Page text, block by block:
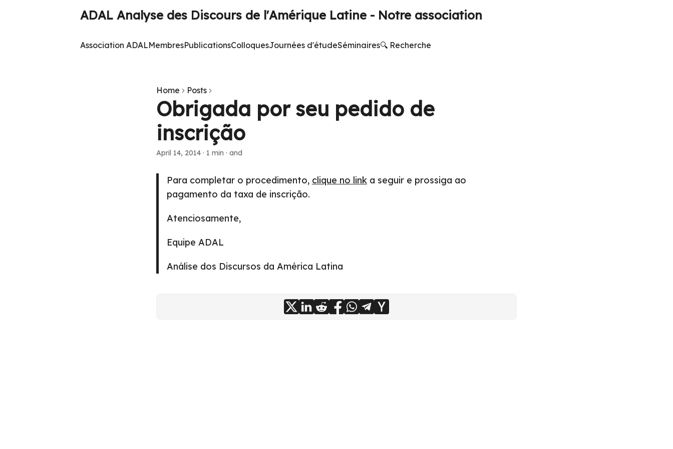
ADAL Analyse des Discours de l'Amérique Latine - Notre association
Association ADALMembresPublicationsColloquesJournées d'étudeSéminaires🔍 Recherche
Home Posts
Obrigada por seu pedido de
inscrição
April 14, 2014 · 1 min · and
Para completar o procedimento, clique no linka seguir e prossiga ao
pagamento da taxa de inscrição.
Atenciosamente,
Equipe ADAL
Análise dos Discursos da América Latina